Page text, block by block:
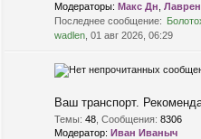
Модераторы: Макс Дн
Последнее сообщение:
wadlen , 01 авг 2026, 06:29
Ваш транспорт.
Темы: 48 Сообщения: 8306
Модератор: Иван Иваныч